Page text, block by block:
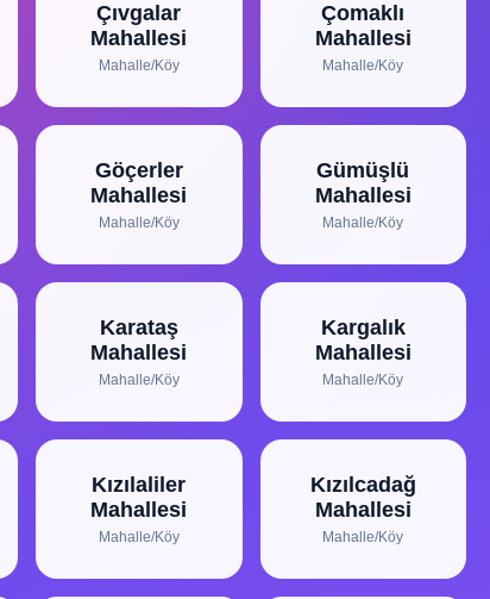
Çıvgalar
Mahallesi
Mahalle/Köy
Çomaklı
Mahallesi
Mahalle/Köy
Göçerler
Mahallesi
Mahalle/Köy
Gümüşlü
Mahallesi
Mahalle/Köy
Karataş
Mahallesi
Mahalle/Köy
Kargalık
Mahallesi
Mahalle/Köy
Kızılaliler
Mahallesi
Mahalle/Köy
Kızılcadağ
Mahallesi
Mahalle/Köy